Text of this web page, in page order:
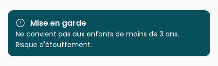
Marque Pieces & Peace
Catégorie Puzzles - Villes et Villages
Age
Puzzle pour Adultes (500 à
Mise en garde
Ne convient pas aux enfants de moins de 3 ans.
Risque d'étouffement.